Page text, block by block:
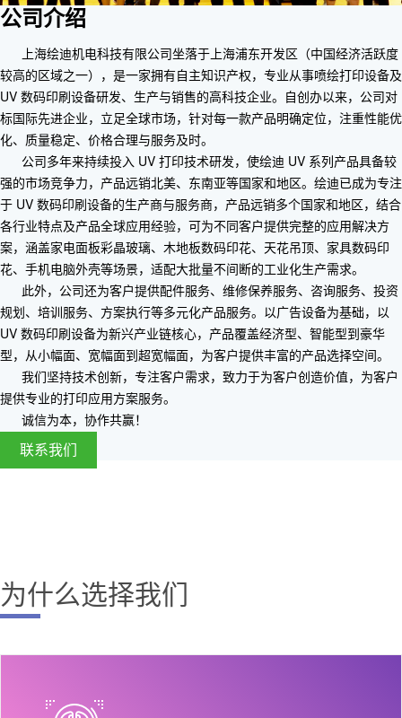
公司介绍
上海绘迪机电科技有限公司坐落于上海浦东开发区（中国经济活跃度
较高的区域之一），是一家拥有自主知识产权，专业从事喷绘打印设备及
UV 数码印刷设备研发、生产与销售的高科技企业。自创办以来，公司对
标国际先进企业，立足全球市场，针对每一款产品明确定位，注重性能优
化、质量稳定、价格合理与服务及时。
公司多年来持续投入 UV 打印技术研发，使绘迪 UV 系列产品具备较
强的市场竞争力，产品远销北美、东南亚等国家和地区。绘迪已成为专注
于 UV 数码印刷设备的生产商与服务商，产品远销多个国家和地区，结合
各行业特点及产品全球应用经验，可为不同客户提供完整的应用解决方
案，涵盖家电面板彩晶玻璃、木地板数码印花、天花吊顶、家具数码印
花、手机电脑外壳等场景，适配大批量不间断的工业化生产需求。
此外，公司还为客户提供配件服务、维修保养服务、咨询服务、投资
规划、培训服务、方案执行等多元化产品服务。以广告设备为基础，以
UV 数码印刷设备为新兴产业链核心，产品覆盖经济型、智能型到豪华
型，从小幅面、宽幅面到超宽幅面，为客户提供丰富的产品选择空间。
我们坚持技术创新，专注客户需求，致力于为客户创造价值，为客户
提供专业的打印应用方案服务。
诚信为本，协作共赢！
联系我们
为什么选择我们